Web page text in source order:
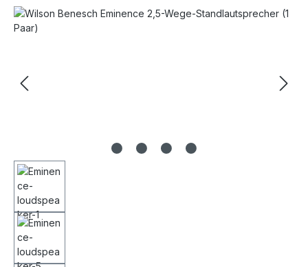
Bildergalerie überspringen